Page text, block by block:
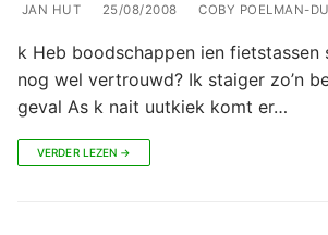
JAN HUT 25/08/2008 COBY POELMAN-
k Heb boodschappen ien fietstassen
nog wel vertrouwd? Ik staiger zo’n
geval As k nait uutkiek komt er…
VERDER LEZEN →